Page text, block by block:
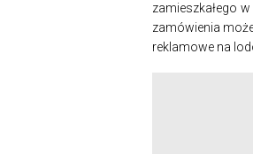
zamieszkałego
zamówienia
reklamowe na